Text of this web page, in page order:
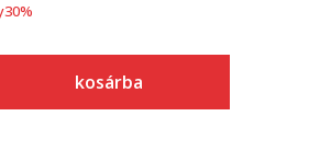
30%
kosárba